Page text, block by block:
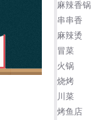
麻辣香锅
串串香
麻辣烫
冒菜
火锅
烧烤
川菜
烤鱼店